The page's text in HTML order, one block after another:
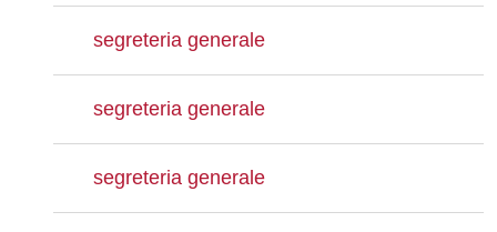
segreteria generale
segreteria generale
segreteria generale